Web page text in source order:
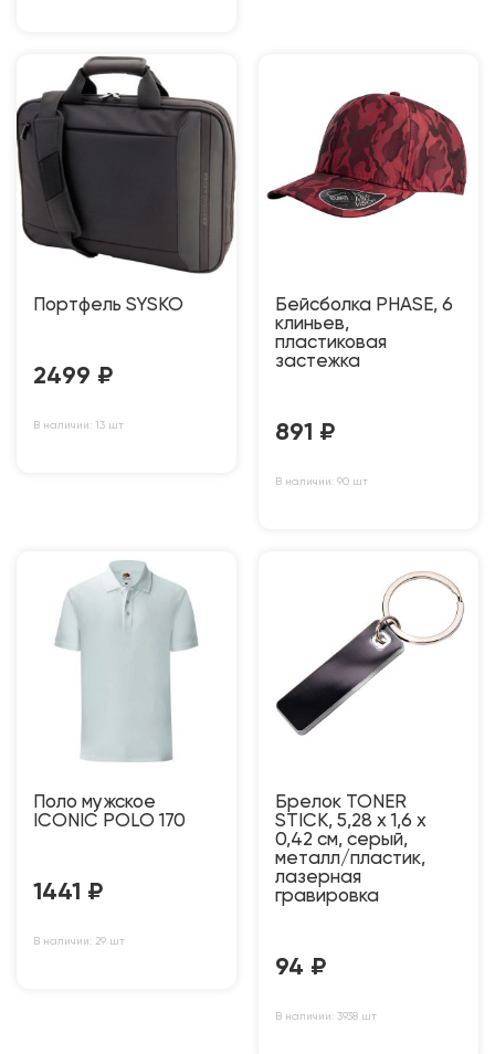
Портфель SYSKO
2499 ₽
В наличии: 13 шт
Бейсболка PHASE, 6
клиньев,
пластиковая
застежка
891 ₽
В наличии: 90 шт
Поло мужское
ICONIC POLO 170
1441 ₽
В наличии: 29 шт
Брелок TONER
STICK, 5,28 x 1,6 x
0,42 см, серый,
металл/пластик,
лазерная
гравировка
94 ₽
В наличии: 3938 шт